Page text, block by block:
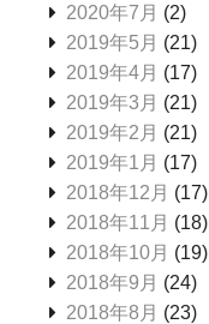
2020年7月 (2)
2019年5月 (21)
2019年4月 (17)
2019年3月 (21)
2019年2月 (21)
2019年1月 (17)
2018年12月 (17)
2018年11月 (18)
2018年10月 (19)
2018年9月 (24)
2018年8月 (23)